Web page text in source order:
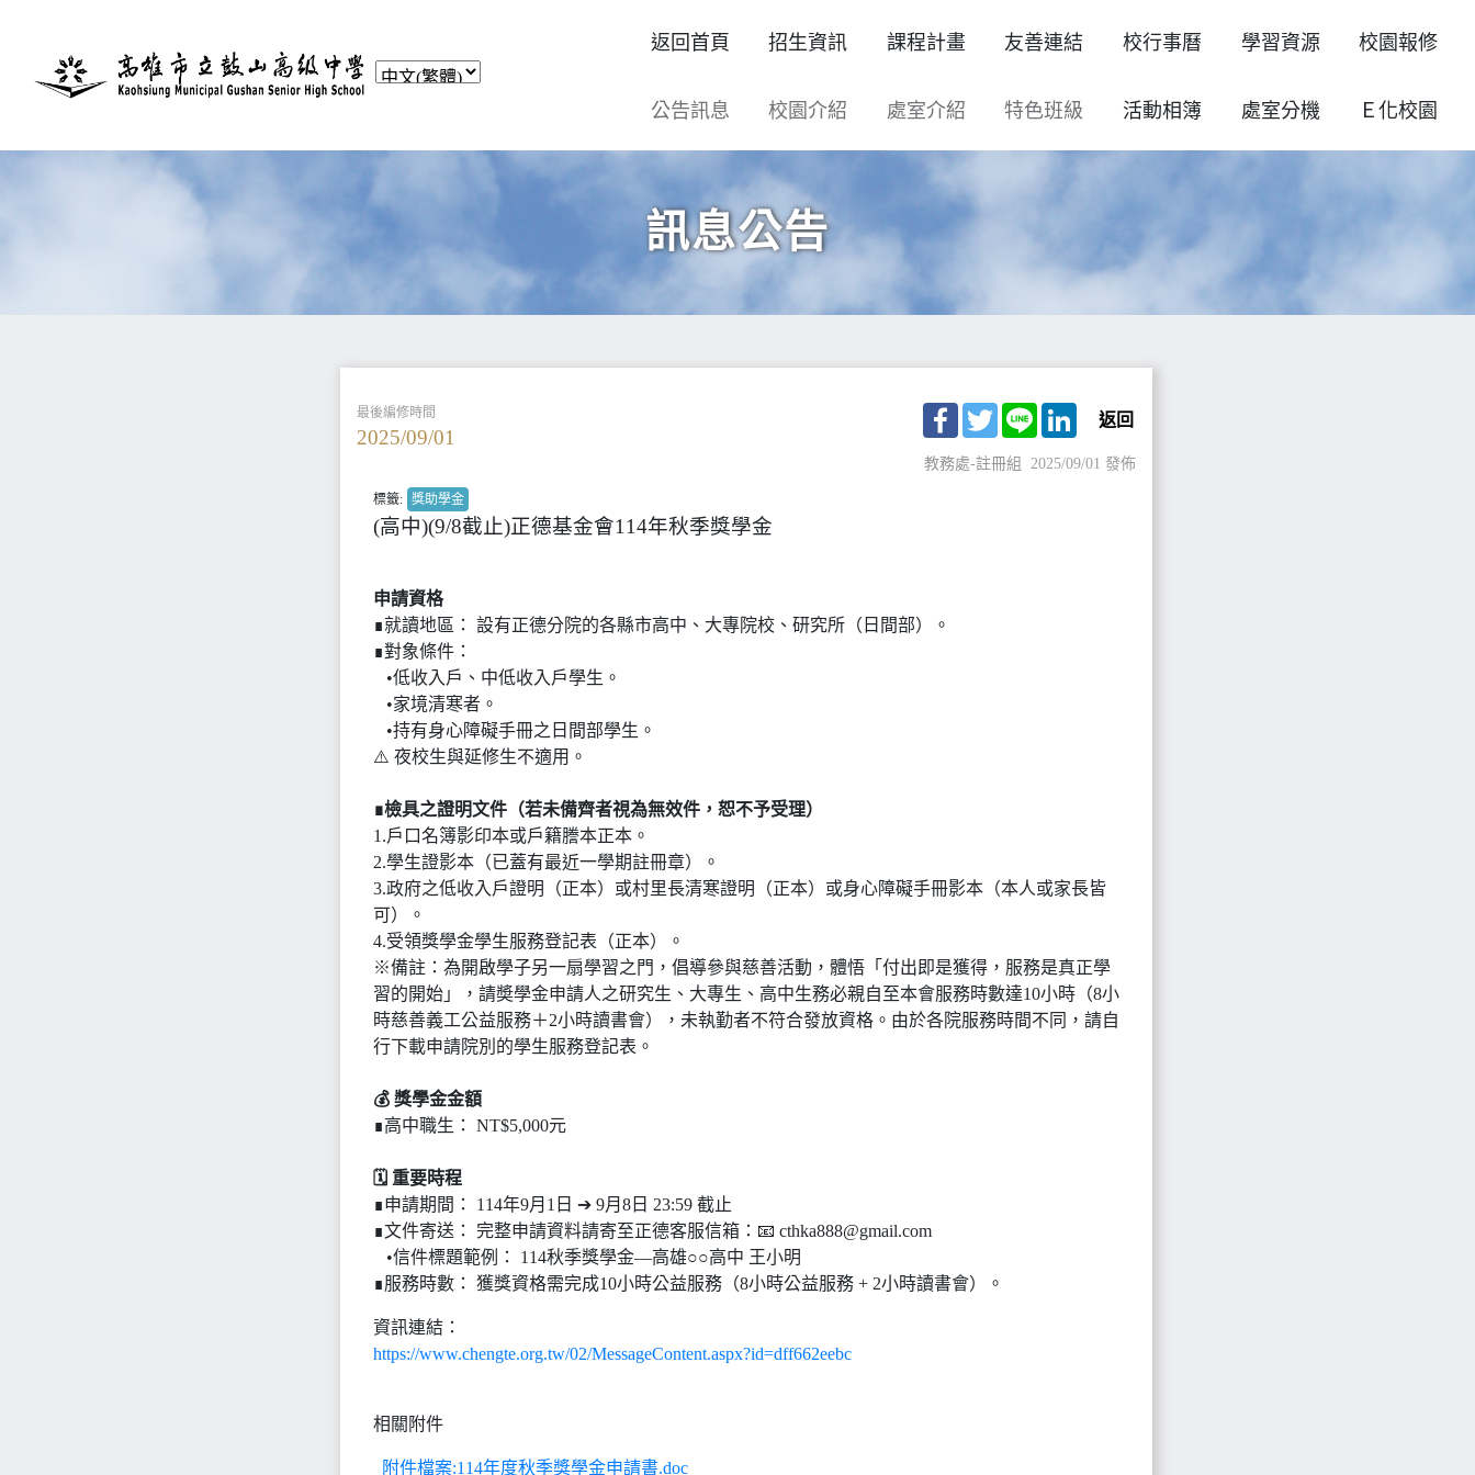
返回首頁 招生資訊 課程計畫 友善連結 校行事曆 學習資源 校園報修
公告訊息 校園介紹 處室介紹 特色班級 活動相簿 處室分機 Ｅ化校園
訊息公告
最後編修時間
2025/09/01
Facebook
TwitterLine LinkedIn
返回
教務處-註冊組 2025/09/01 發佈
標籤: 獎助學金
(高中)(9/8截止)正德基金會114年秋季獎學金
申請資格
∎就讀地區： 設有正德分院的各縣市高中、大專院校、研究所（日間部）。
∎對象條件：
•低收入戶、中低收入戶學生。
•家境清寒者。
•持有身心障礙手冊之日間部學生。
⚠️ 夜校生與延修生不適用。
∎檢具之證明文件（若未備齊者視為無效件，恕不予受理）
1.戶口名簿影印本或戶籍謄本正本。
2.學生證影本（已蓋有最近一學期註冊章）。
3.政府之低收入戶證明（正本）或村里長清寒證明（正本）或身心障礙手冊影本（本人或家長皆
可）。
4.受領獎學金學生服務登記表（正本）。
※備註：為開啟學子另一扇學習之門，倡導參與慈善活動，體悟「付出即是獲得，服務是真正學
習的開始」，請奬學金申請人之研究生、大專生、高中生務必親自至本會服務時數達10小時（8小
時慈善義工公益服務＋2小時讀書會），未執勤者不符合發放資格。由於各院服務時間不同，請自
行下載申請院別的學生服務登記表。
💰 獎學金金額
∎高中職生： NT$5,000元
🗓️ 重要時程
∎申請期間： 114年9月1日 ➔ 9月8日 23:59 截止
∎文件寄送： 完整申請資料請寄至正德客服信箱：📧 cthka888@gmail.com
•信件標題範例： 114秋季獎學金—高雄○○高中 王小明
∎服務時數： 獲獎資格需完成10小時公益服務（8小時公益服務 + 2小時讀書會）。
資訊連結：
https://www.chengte.org.tw/02/MessageContent.aspx?id=dff662eebc
相關附件
附件檔案:114年度秋季獎學金申請書.doc